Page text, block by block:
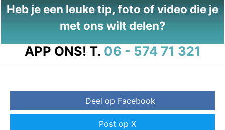
Heb je een leuke tip, foto of video die je
met ons wilt delen?
APP ONS! T. 06 - 574 71 321
Deel op Facebook
Post op X